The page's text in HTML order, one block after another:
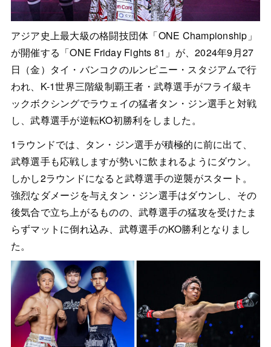
アジア史上最大級の格闘技団体「ONE Championship」
が開催する「ONE Friday Fights 81」が、2024年9月27
日（金）タイ・バンコクのルンピニー・スタジアムで行
われ、K-1世界三階級制覇王者・武尊選手がフライ級キ
ックボクシングでラウェイの猛者タン・ジン選手と対戦
し、武尊選手が逆転KO初勝利をしました。
1ラウンドでは、タン・ジン選手が積極的に前に出て、
武尊選手も応戦しますが勢いに飲まれるようにダウン。
しかし2ラウンドになると武尊選手の逆襲がスタート。
強烈なダメージを与えタン・ジン選手はダウンし、その
後気合で立ち上がるものの、武尊選手の猛攻を受けたま
らずマットに倒れ込み、武尊選手のKO勝利となりまし
た。